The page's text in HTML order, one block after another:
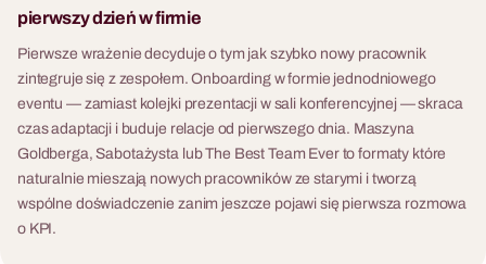
pierwszy dzień w firmie
Pierwsze wrażenie decyduje o tym jak szybko nowy pracownik
zintegruje się z zespołem. Onboarding w formie jednodniowego
eventu — zamiast kolejki prezentacji w sali konferencyjnej — skraca
czas adaptacji i buduje relacje od pierwszego dnia. Maszyna
Goldberga, Sabotażysta lub The Best Team Ever to formaty które
naturalnie mieszają nowych pracowników ze starymi i tworzą
wspólne doświadczenie zanim jeszcze pojawi się pierwsza rozmowa
o KPI.